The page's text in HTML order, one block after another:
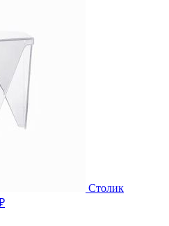
Столик